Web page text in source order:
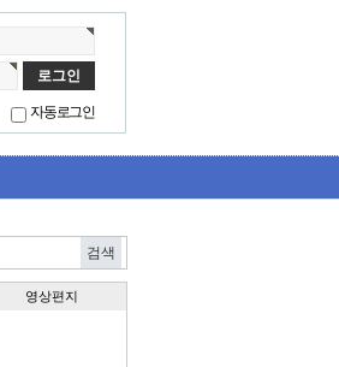
자동로그인